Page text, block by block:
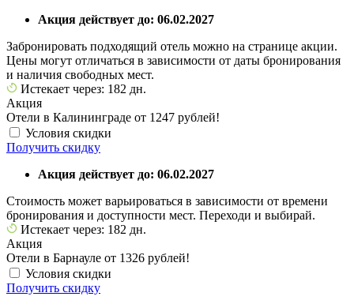
Акция действует до: 06.02.2027
Забронировать подходящий отель можно на странице акции.
Цены могут отличаться в зависимости от даты бронирования
и наличия свободных мест.
Истекает через: 182 дн.
Акция
Отели в Калининграде от 1247 рублей!
Условия скидки
Получить скидку
Акция действует до: 06.02.2027
Стоимость может варьироваться в зависимости от времени
бронирования и доступности мест. Переходи и выбирай.
Истекает через: 182 дн.
Акция
Отели в Барнауле от 1326 рублей!
Условия скидки
Получить скидку